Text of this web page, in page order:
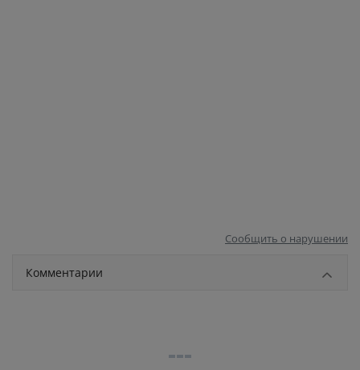
Сообщить о нарушении
Комментарии